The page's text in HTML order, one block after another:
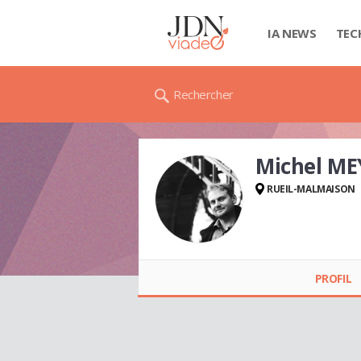
IA NEWS
Rechercher
Michel
RUEIL-MALMAISON
PROFIL